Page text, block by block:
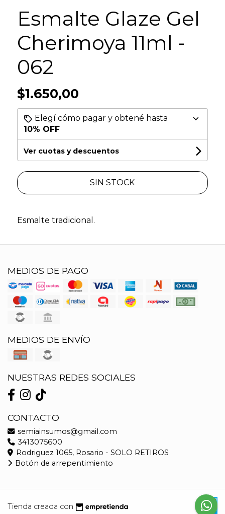
Esmalte Glaze Gel
Cherimoya 11ml -
062
$1.650,00
Elegí cómo pagar y obtené hasta
10% OFF
Ver cuotas y descuentos
SIN STOCK
Esmalte tradicional.
MEDIOS DE PAGO
MEDIOS DE ENVÍO
NUESTRAS REDES SOCIALES
CONTACTO
semiainsumos@gmail.com
3413075600
Rodriguez 1065, Rosario - SOLO RETIROS
Botón de arrepentimiento
Tienda creada con